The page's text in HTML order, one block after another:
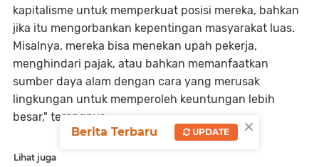
kapitalisme untuk memperkuat posisi mereka, bahkan
jika itu mengorbankan kepentingan masyarakat luas.
Misalnya, mereka bisa menekan upah pekerja,
menghindari pajak, atau bahkan memanfaatkan
sumber daya alam dengan cara yang merusak
lingkungan untuk memperoleh keuntungan lebih
besar," terangnya.
Lihat juga
×
Berita Terbaru UPDATE